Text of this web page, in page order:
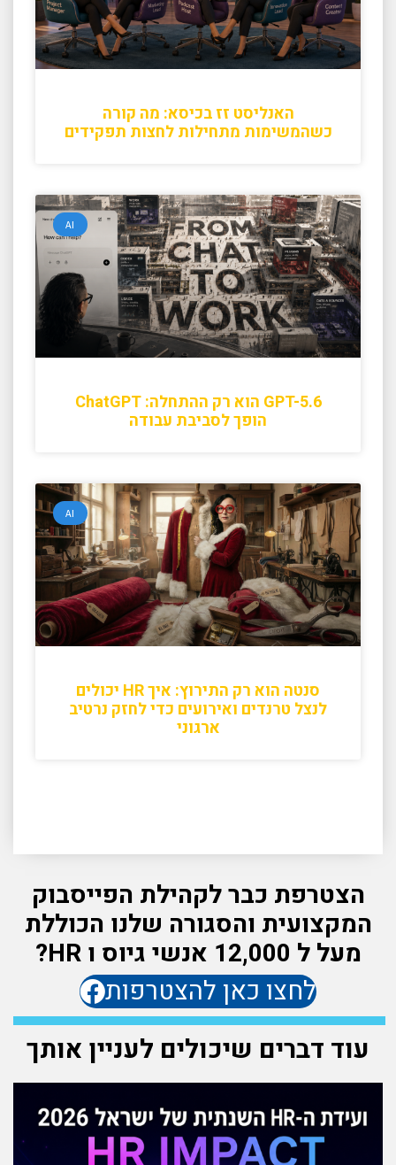
האנליסט זז בכיסא: מה קורה
כשהמשימות מתחילות לחצות תפקידים
AI
GPT-5.6 הוא רק ההתחלה: ChatGPT
הופך לסביבת עבודה
AI
סנטה הוא רק התירוץ: איך HR יכולים
לנצל טרנדים ואירועים כדי לחזק נרטיב
ארגוני
הצטרפת כבר לקהילת הפייסבוק
המקצועית והסגורה שלנו הכוללת
מעל ל 12,000 אנשי גיוס ו HR?
לחצו כאן להצטרפות
עוד דברים שיכולים לעניין אותך